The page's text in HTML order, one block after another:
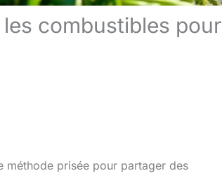
combustibles pour
méthode prisée pour partager des